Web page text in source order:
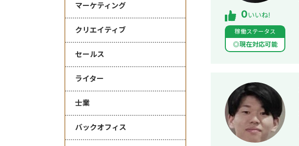
マーケティング
クリエイティブ
セールス
ライター
士業
バックオフィス
0いいね!
稼働ステータス
◎現在対応可能